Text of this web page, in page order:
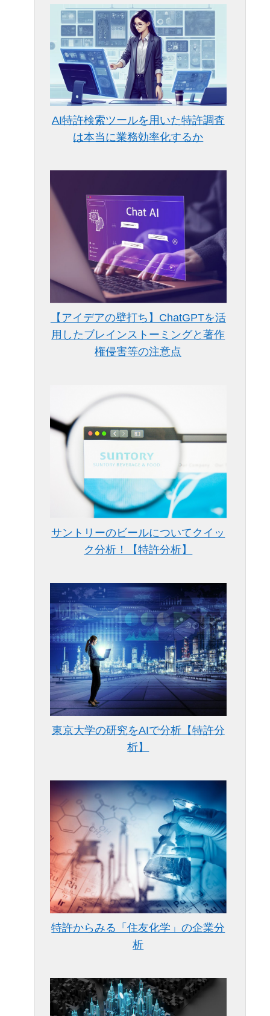
AI特許検索ツールを用いた特許調査
は本当に業務効率化するか
【アイデアの壁打ち】ChatGPTを活
用したブレインストーミングと著作
権侵害等の注意点
サントリーのビールについてクイッ
ク分析！【特許分析】
東京大学の研究をAIで分析【特許分
析】
特許からみる「住友化学」の企業分
析